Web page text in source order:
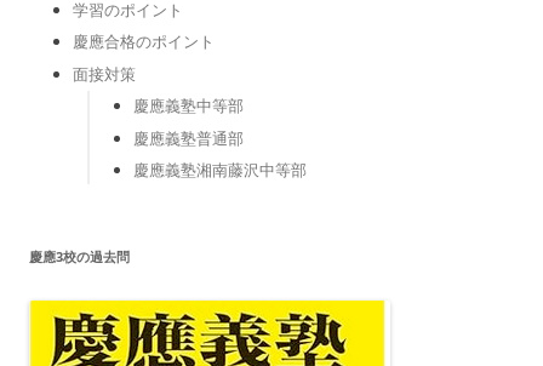
学習のポイント
慶應合格のポイント
面接対策
慶應義塾中等部
慶應義塾普通部
慶應義塾湘南藤沢中等部
慶應3校の過去問